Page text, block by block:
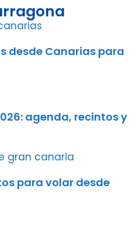
desde Canarias para
agenda, recintos y
para volar desde